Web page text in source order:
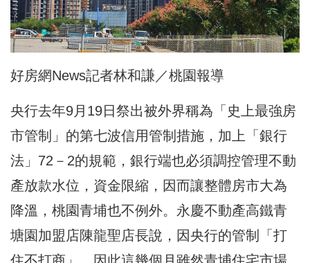
好房網News記者林和謙／桃園報導
央行去年9月19日祭出被外界稱為「史上最強房
市管制」的第七波信用管制措施，加上「銀行
法」72－2的規範，銀行端也必須調控管理不動
產放款水位，資金限縮，因而讓整體房市大為
降溫，桃園青埔也不例外。永慶不動產高鐵青
塘園加盟店陳龍聖店長說，因央行的管制「打
住不打商」，因此這幾個月雖然青埔住宅市場